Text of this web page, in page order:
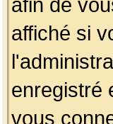
affiché si
enregistré
vous